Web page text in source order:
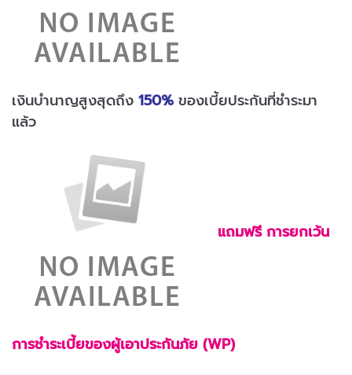
เงินบำนาญสูงสุดถึง 150% ของเบี้ยประกันที่ชำระมา
แล้ว
แถมฟรี การยกเว้น
การชำระเบี้ยของผู้เอาประกันภัย (WP)